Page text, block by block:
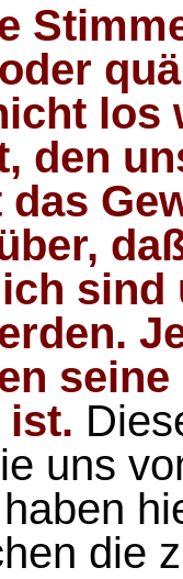
los
den
das
sind
ist.
uns
die